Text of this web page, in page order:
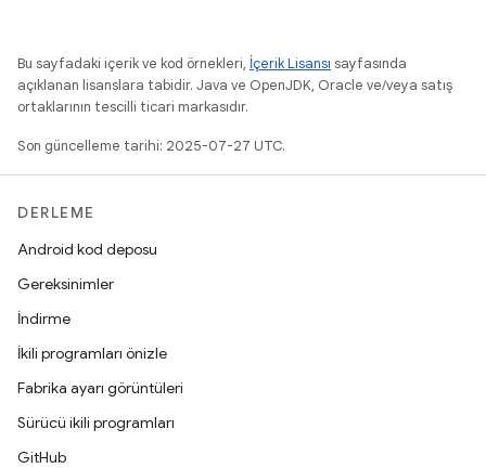
Bu sayfadaki içerik ve kod örnekleri, İçerik Lisansı sayfasında
açıklanan lisanslara tabidir. Java ve OpenJDK, Oracle ve/veya satış
ortaklarının tescilli ticari markasıdır.
Son güncelleme tarihi: 2025-07-27 UTC.
DERLEME
Android kod deposu
Gereksinimler
İndirme
İkili programları önizle
Fabrika ayarı görüntüleri
Sürücü ikili programları
GitHub